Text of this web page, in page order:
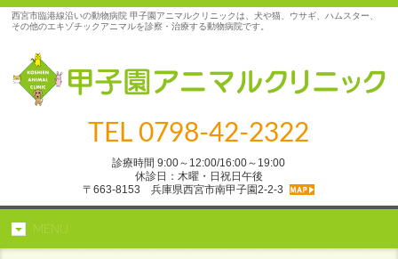
西宮市臨港線沿いの動物病院 甲子園アニマルクリニックは、犬や猫、ウサギ、ハムスター、
その他のエキゾチックアニマルを診察・治療する動物病院です。
TEL 0798-42-2322
診療時間 9:00～12:00/16:00～19:00
休診日：木曜・日祝日午後
〒663-8153 兵庫県西宮市南甲子園2‐2‐3
MENU